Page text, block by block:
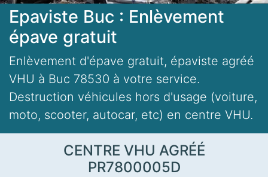
Epaviste Buc : Enlèvement
épave gratuit
Enlèvement d'épave gratuit, épaviste agréé
VHU à Buc 78530 à votre service.
Destruction véhicules hors d'usage (voiture,
moto, scooter, autocar, etc) en centre VHU.
CENTRE VHU AGRÉÉ
PR7800005D